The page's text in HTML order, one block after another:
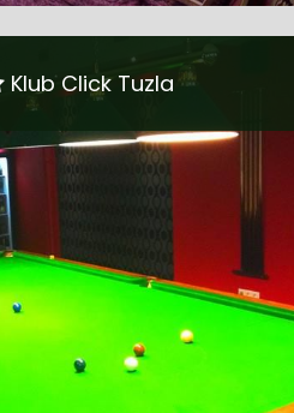
Klub Click Tuzla